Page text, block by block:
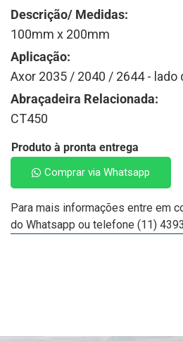
Descrição/ Medidas:
100mm x 200mm
Aplicação:
Axor 2035 / 2040 / 2644 - lado
Abraçadeira Relacionada:
CT450
Produto à pronta entrega
Comprar via Whatsapp
Para mais informações entre em
do Whatsapp ou telefone (11)